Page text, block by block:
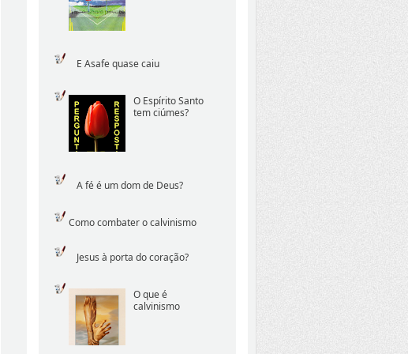
E Asafe quase caiu
O Espírito Santo
tem ciúmes?
A fé é um dom de Deus?
Como combater o calvinismo
Jesus à porta do coração?
O que é
calvinismo